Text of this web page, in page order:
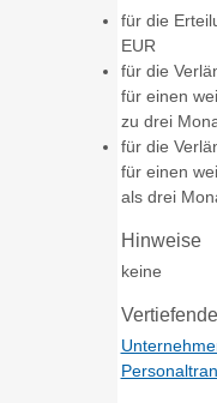
für die
EUR
für die
für einen
zu drei
für die
für einen
als drei
Hinweise
keine